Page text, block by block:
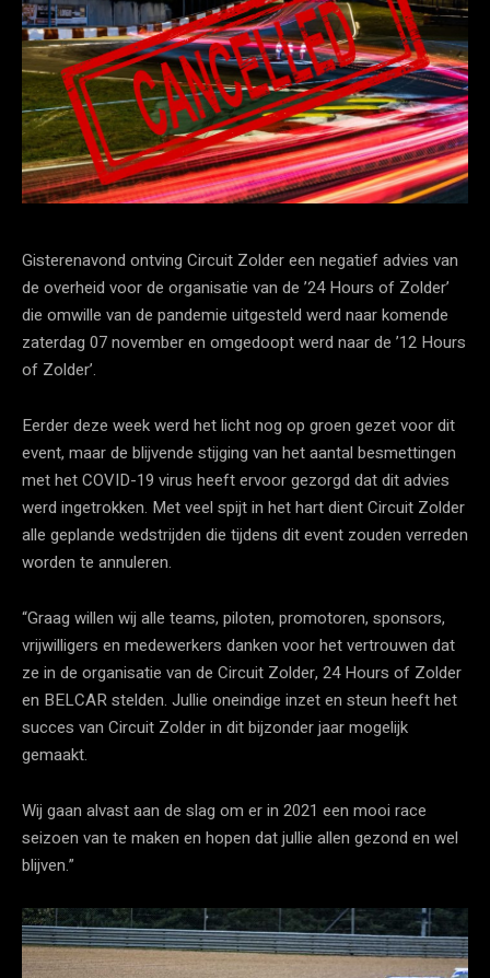
Gisterenavond ontving Circuit Zolder een negatief advies van
de overheid voor de organisatie van de ’24 Hours of Zolder’
die omwille van de pandemie uitgesteld werd naar komende
zaterdag 07 november en omgedoopt werd naar de ’12 Hours
of Zolder’.
Eerder deze week werd het licht nog op groen gezet voor dit
event, maar de blijvende stijging van het aantal besmettingen
met het COVID-19 virus heeft ervoor gezorgd dat dit advies
werd ingetrokken. Met veel spijt in het hart dient Circuit Zolder
alle geplande wedstrijden die tijdens dit event zouden verreden
worden te annuleren.
“Graag willen wij alle teams, piloten, promotoren, sponsors,
vrijwilligers en medewerkers danken voor het vertrouwen dat
ze in de organisatie van de Circuit Zolder, 24 Hours of Zolder
en BELCAR stelden. Jullie oneindige inzet en steun heeft het
succes van Circuit Zolder in dit bijzonder jaar mogelijk
gemaakt.
Wij gaan alvast aan de slag om er in 2021 een mooi race
seizoen van te maken en hopen dat jullie allen gezond en wel
blijven.”